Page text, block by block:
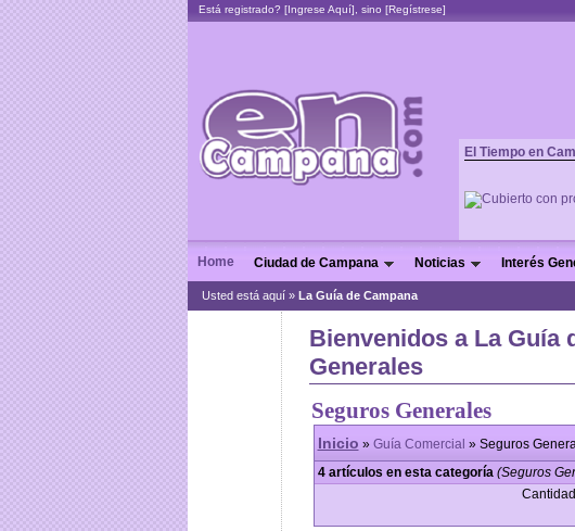
Está registrado? [Ingrese Aquí], sino [Regístrese]
El Tiempo en
Home Ciudad de Campana Noticias Interés
Usted está aquí » La Guía de Campana
Bienvenidos a La Guía
Generales
Seguros Generales
Inicio » Guía Comercial » Seguros
4 artículos en esta categoría (Seguros